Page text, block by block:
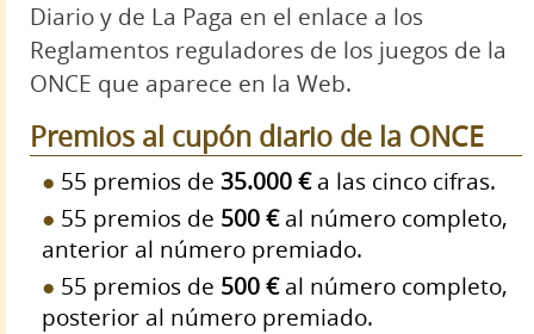
Diario y de La Paga en el enlace a los
Reglamentos reguladores de los juegos de la
ONCE que aparece en la Web.
Premios al cupón diario de la ONCE
55 premios de 35.000 €a las cinco cifras.
55 premios de 500 €al número completo,
anterior al número premiado.
55 premios de 500 €al número completo,
posterior al número premiado.